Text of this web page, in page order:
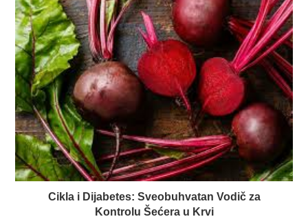
Cikla i Dijabetes: Sveobuhvatan Vodič za
Kontrolu Šećera u Krvi